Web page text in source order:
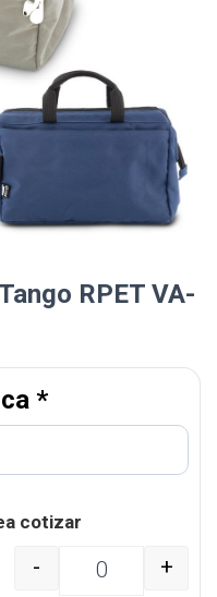
RPET VA-
*
cotizar
Organizador de Viaje
- +